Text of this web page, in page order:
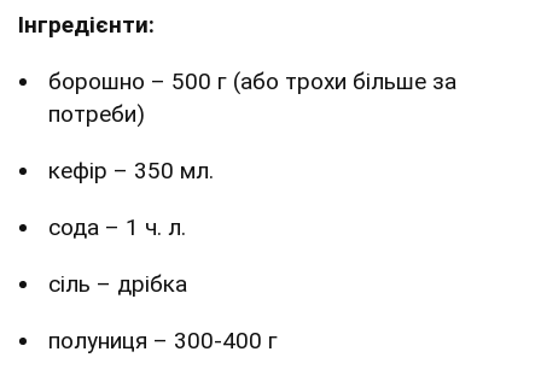
Інгредієнти:
борошно – 500 г (або трохи більше за
потреби)
кефір – 350 мл.
сода – 1 ч. л.
сіль – дрібка
полуниця – 300-400 г